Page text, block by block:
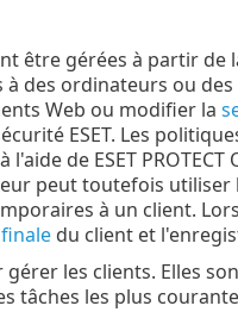
gérées à partir de la
des ordinateurs ou
Web ou modifier la
ESET. Les
de ESET
peut toutefois
à un client.
du client et
les clients. Elles
tâches les plus